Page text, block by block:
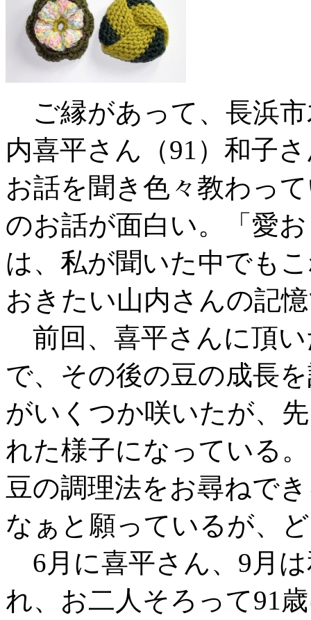
ご縁があって、長浜
内喜平さん（91）和子
お話を聞き色々教わっ
のお話が面白い。「愛
は、私が聞いた中でも
おきたい山内さんの記
前回、喜平さんに頂
で、その後の豆の成長
がいくつか咲いたが、
れた様子になっている
豆の調理法をお尋ねで
なぁと願っているが、
6月に喜平さん、9月
れ、お二人そろって91